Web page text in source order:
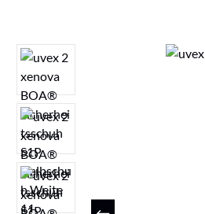
Bildergalerie überspringen